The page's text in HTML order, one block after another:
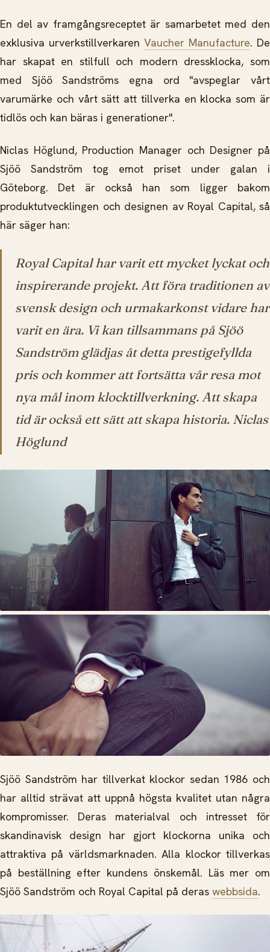
En del av framgångsreceptet är samarbetet med den
exklusiva urverkstillverkaren Vaucher Manufacture. De
har skapat en stilfull och modern dressklocka, som
med Sjöö Sandströms egna ord "avspeglar vårt
varumärke och vårt sätt att tillverka en klocka som är
tidlös och kan bäras i generationer".
Niclas Höglund, Production Manager och Designer på
Sjöö Sandström tog emot priset under galan i
Göteborg. Det är också han som ligger bakom
produktutvecklingen och designen av Royal Capital, så
här säger han:
Royal Capital har varit ett mycket lyckat och
inspirerande projekt. Att föra traditionen av
svensk design och urmakarkonst vidare har
varit en ära. Vi kan tillsammans på Sjöö
Sandström glädjas åt detta prestigefyllda
pris och kommer att fortsätta vår resa mot
nya mål inom klocktillverkning. Att skapa
tid är också ett sätt att skapa historia. Niclas
Höglund
Sjöö Sandström har tillverkat klockor sedan 1986 och
har alltid strävat att uppnå högsta kvalitet utan några
kompromisser. Deras materialval och intresset för
skandinavisk design har gjort klockorna unika och
attraktiva på världsmarknaden. Alla klockor tillverkas
på beställning efter kundens önskemål. Läs mer om
Sjöö Sandström och Royal Capital på deras webbsida.